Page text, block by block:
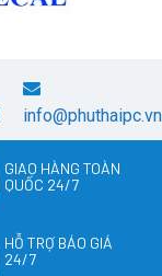
info@phuthaipc.vn
GIAO HÀNG TOÀN
QUỐC 24/7
HỖ TRỢ BÁO GIÁ
24/7